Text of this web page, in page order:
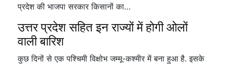
प्रदेश की भाजपा सरकार किसानों का…
उत्तर प्रदेश सहित इन राज्यों में होगी ओलों
वाली बारिश
कुछ दिनों से एक पश्चिमी विक्षोभ जम्मू-कश्मीर में बना हुआ है. इसके